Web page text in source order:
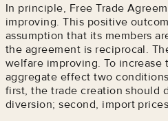
In principle, Free Trade
improving. This positive
assumption that its members
the agreement is reciprocal.
welfare improving. To
aggregate effect two
first, the trade creation should
diversion; second, import